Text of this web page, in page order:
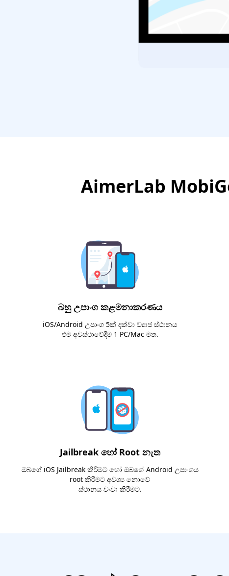
AimerLab
බහු උපාංග කළමනාකරණය
iOS/Android උපාංග 5ක් දක්වා ව්‍යාජ ස්ථානය
එම අවස්ථාවේදීම 1 PC/Mac මත.
Jailbreak හෝ Root නැත
ඔබගේ iOS Jailbreak කිරීමට හෝ ඔබගේ Android උපාංගය
root කිරීමට අවශ්‍ය නොවේ
ස්ථානය වංචා කිරීමට.